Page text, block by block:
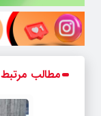
مطالب مرتبط